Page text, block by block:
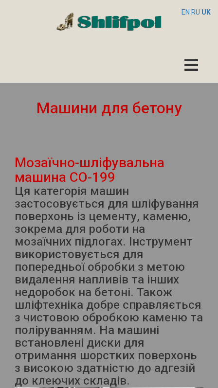
EN RU UK
Машини для бетону
Мозаїчно-шліфувальна
машина СО-199
Ця категорія машин
застосовується для шліфування
поверхонь із цементу, каменю,
зокрема для роботи на
мозаїчних підлогах. Інструмент
використовується для
попередньої обробки з метою
видалення напливів та інших
недоробок на бетоні. Також
шліфтехніка добре справляється
з чистовою обробкою каменю та
поліруванням. На машині
встановлені диски для
отримання шорстких поверхонь
з високою здатністю до адгезій
до клеючих складів.